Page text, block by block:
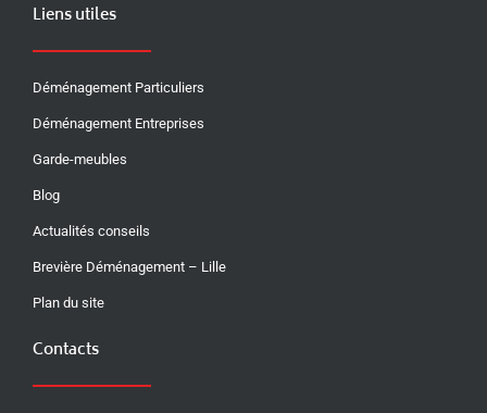
Liens utiles
Déménagement Particuliers
Déménagement Entreprises
Garde-meubles
Blog
Actualités conseils
Brevière Déménagement – Lille
Plan du site
Contacts